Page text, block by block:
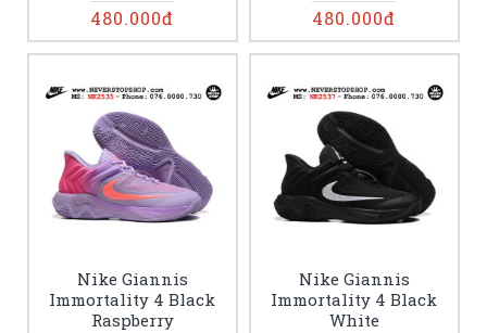
480.000đ 480.000đ
Nike Giannis
Immortality 4 Black
Raspberry
Nike Giannis
Immortality 4 Black
White